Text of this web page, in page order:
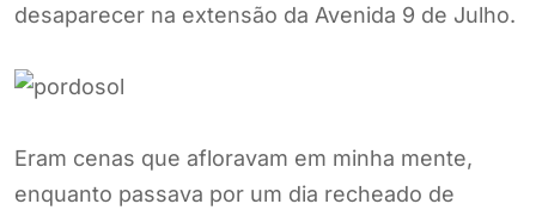
desaparecer na extensão da Avenida 9 de Julho.
Eram cenas que afloravam em minha mente,
enquanto passava por um dia recheado de